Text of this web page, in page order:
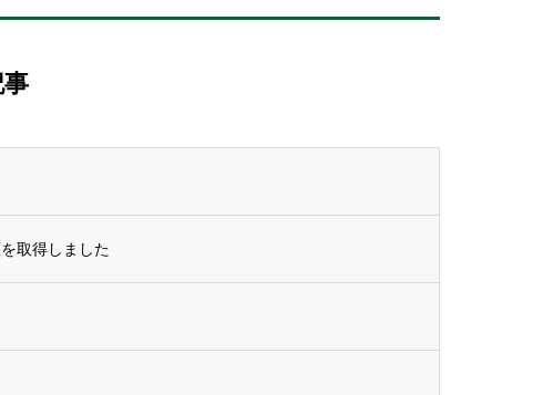
取得しました